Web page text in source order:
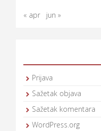
« apr jun »
Prijava
Sažetak objava
Sažetak komentara
WordPress.org